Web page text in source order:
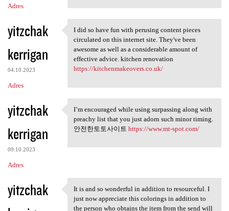
Adres
yitzchak
kerrigan
04.10.2023
Adres
I did so have fun with
I did so have fun with perusing content pieces
circulated on this internet site. They've been
awesome as well as a considerable amount of
effective advice. kitchen renovation
https://kitchenmakeovers.co.uk/
yitzchak
kerrigan
09.10.2023
Adres
I’m encouraged while using
I’m encouraged while using surpassing along with
preachy list that you just adorn such minor timing.
안전한토토사이트 https://www.mt-spot.com/
yitzchak
It is and so wonderful in
It is and so wonderful in addition to resourceful. I
just now appreciate this colorings in addition to
the person who obtains the item from the send will